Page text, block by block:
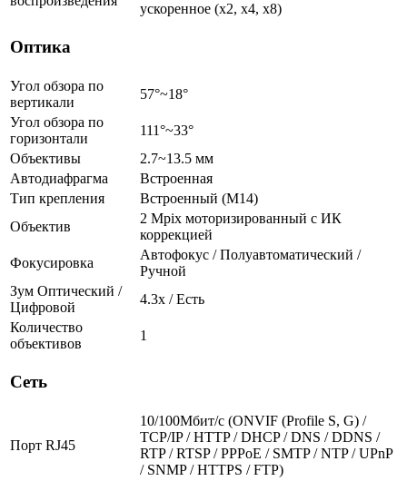
ускоренное (х2, х4, x8)
Оптика
Угол обзора по
вертикали
57°~18°
Угол обзора по
горизонтали
111°~33°
Объективы
2.7~13.5 мм
Автодиафрагма
Встроенная
Тип крепления
Встроенный (М14)
Объектив
2 Mpix моторизированный c ИК
коррекцией
Фокусировка
Автофокус / Полуавтоматический /
Ручной
Зум Оптический /
Цифровой
4.3х / Есть
Количество
объективов
1
Сеть
Порт RJ45
10/100Мбит/c (ONVIF (Profile S, G) /
TCP/IP / HTTP / DHCP / DNS / DDNS /
RTP / RTSP / PPPoE / SMTP / NTP / UPnP
/ SNMP / HTTPS / FTP)